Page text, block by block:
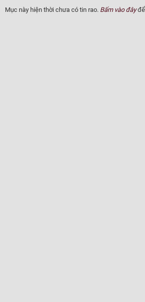
Mục này hiện thời chưa có tin rao. Bấm vào đâyđể